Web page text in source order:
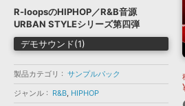
プラグイン・エフェクト »
サンプルパック »
ソフトウェア／ツール »
キャンペーン »
特集 »
ニュースレター »
製品サポート情報 »
DTMガイド »
サンプルパックを試そう
ボーカル
ELECTRONICA
EDM TRANCE
ソフト音源 プラグイン・エフェ
ジャンル
R-loopsのHIPHOP／R&B音源
URBAN STYLEシリーズ第四弾
デモサウンド(1)
製品カテゴリ
サンプルパック
ジャンル
R&B, HIPHOP